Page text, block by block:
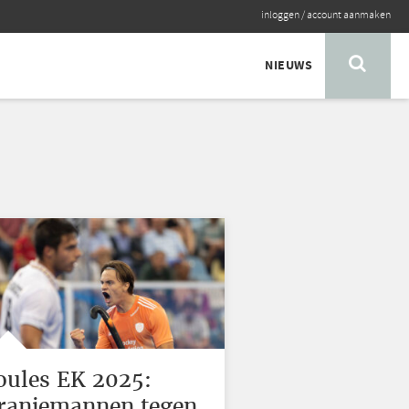
inloggen/account aanmaken
NIEUWS
EK 2025: